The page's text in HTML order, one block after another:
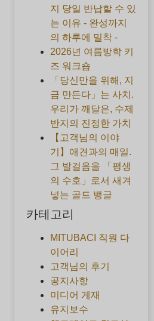
지 당일 반납할 수 있
는 이유 - 완성까지
의 하루에 밀착 -
2026년 여름방학 키
즈 워크숍
「당신만을 위해, 지
금 만든다」는 사치.
우리가 깨달은, 수제
반지의 진정한 가치
【고객님의 이야
기】애견과의 매일.
그 발걸음을 「평생
의 수호」로서 새겨
넣는 골드 뱅글
카테고리
MITUBACI 직원 다
이어리
고객님의 후기
공지사항
미디어 게재
유지보수